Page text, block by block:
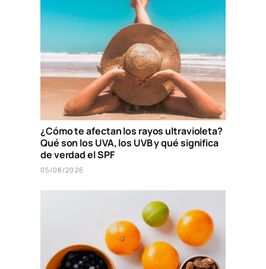
¿Cómo te afectan los rayos ultravioleta?
Qué son los UVA, los UVB y qué significa
de verdad el SPF
05/08/2026